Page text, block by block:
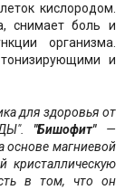
кислородом.
снимает боль и
организма.
тонизирующими и
для здоровья от
"Бишофит"—
основе магниевой
кристаллическую
в том, что он